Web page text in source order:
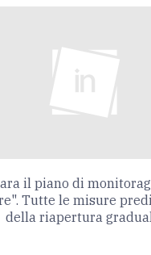
il piano di
Tutte le misure
della riapertura